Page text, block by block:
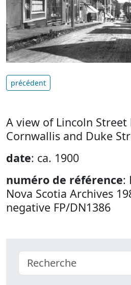
précédent
A view of Lincoln Street
Cornwallis and Duke
date: ca. 1900
numéro de référence:
Nova Scotia Archives
negative FP/DN1386